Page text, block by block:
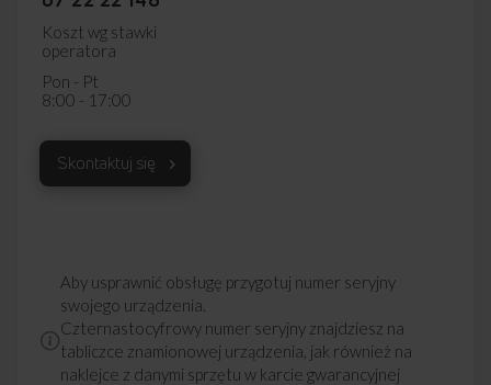
Koszt wg stawki
operatora
Pon - Pt
8:00 - 17:00
Skontaktuj się
Aby usprawnić obsługę przygotuj numer seryjny
swojego urządzenia.
Czternastocyfrowy numer seryjny znajdziesz na
tabliczce znamionowej urządzenia, jak również na
naklejce z danymi sprzętu w karcie gwarancyjnej